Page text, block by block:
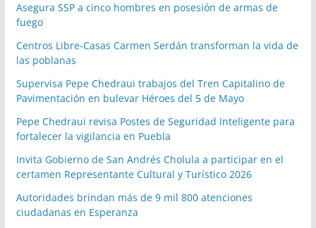
Asegura SSP a cinco hombres en posesión de armas de
fuego
Centros Libre-Casas Carmen Serdán transforman la vida de
las poblanas
Supervisa Pepe Chedraui trabajos del Tren Capitalino de
Pavimentación en bulevar Héroes del 5 de Mayo
Pepe Chedraui revisa Postes de Seguridad Inteligente para
fortalecer la vigilancia en Puebla
Invita Gobierno de San Andrés Cholula a participar en el
certamen Representante Cultural y Turístico 2026
Autoridades brindan más de 9 mil 800 atenciones
ciudadanas en Esperanza